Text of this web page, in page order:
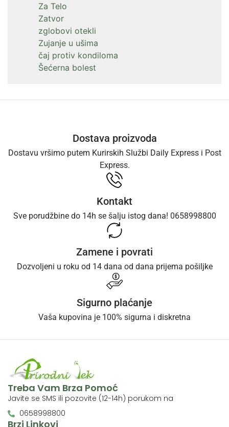
Za Telo
Zatvor
zglobovi otekli
Zujanje u ušima
čaj protiv kondiloma
Šećerna bolest
Dostava proizvoda
Dostavu vršimo putem Kurirskih Službi Daily Express i Post
Express.
Kontakt
Sve porudžbine do 14h se šalju istog dana! 0658998800
Zamene i povrati
Dozvoljeni u roku od 14 dana od dana prijema pošiljke
Sigurno plaćanje
Vaša kupovina je 100% sigurna i diskretna
Brzi Linkovi
Treba Vam Brza Pomoć
Javite se SMS ili pozovite (12-14h) porukom na
0658998800